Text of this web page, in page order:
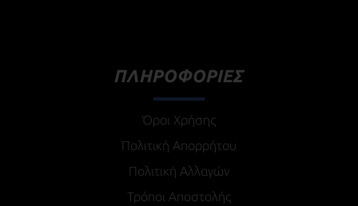
ΠΛΗΡΟΦΟΡΙΕΣ
Όροι Χρήσης
Πολιτική Απορρήτου
Πολιτική Αλλαγών
Τρόποι Αποστολής